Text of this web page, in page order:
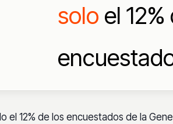
solo el
el 12% de los encuestados de la